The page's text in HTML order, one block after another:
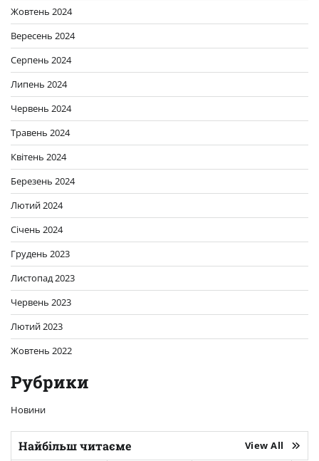
Жовтень 2024
Вересень 2024
Серпень 2024
Липень 2024
Червень 2024
Травень 2024
Квітень 2024
Березень 2024
Лютий 2024
Січень 2024
Грудень 2023
Листопад 2023
Червень 2023
Лютий 2023
Жовтень 2022
Рубрики
Новини
Найбільш читаєме View All